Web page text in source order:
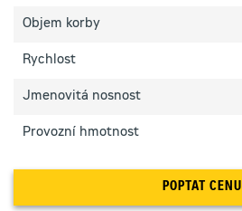
Objem korby
Rychlost
Jmenovitá nosnost
Provozní hmotnost
POPTAT CENU